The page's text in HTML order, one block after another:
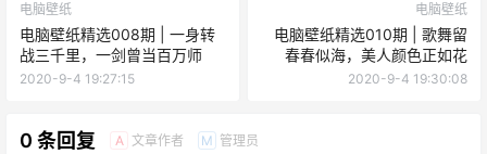
电脑壁纸
电脑壁纸精选008期 | 一身转
战三千里，一剑曾当百万师
2020-9-4 19:27:15
电脑壁纸
电脑壁纸精选010期 | 歌舞留
春春似海，美人颜色正如花
2020-9-4 19:30:08
0 条回复 A 文章作者 M 管理员